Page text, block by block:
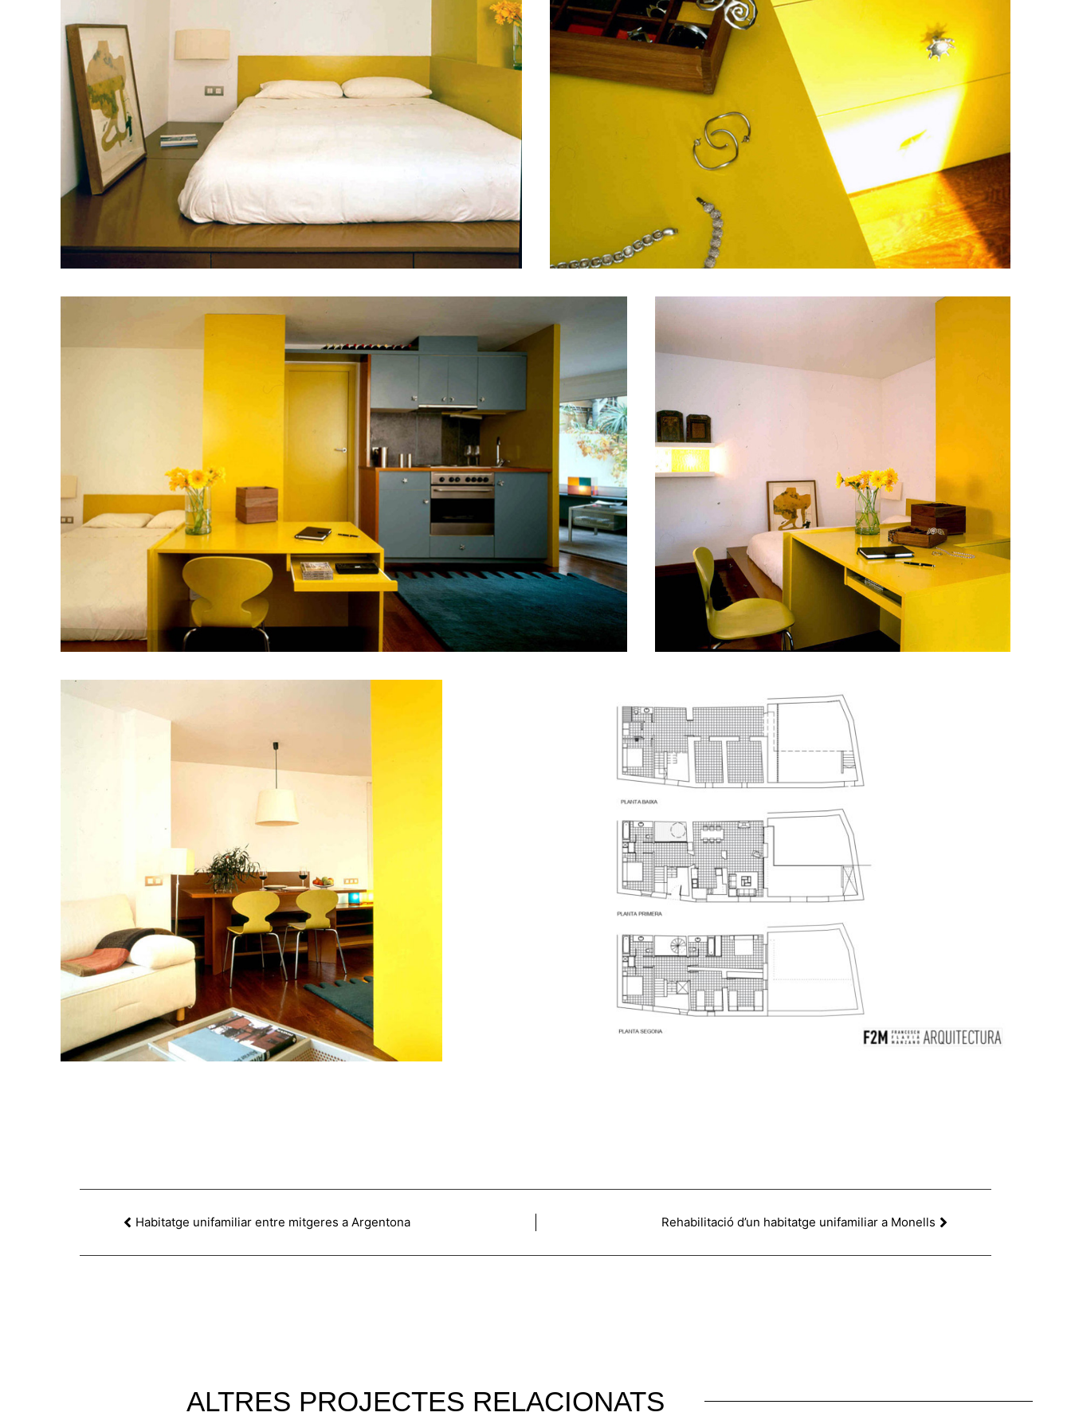
Habitatge unifamiliar entre mitgeres a Argentona Rehabilitació d’un habitatge unifamiliar a Monells
ALTRES PROJECTES RELACIONATS